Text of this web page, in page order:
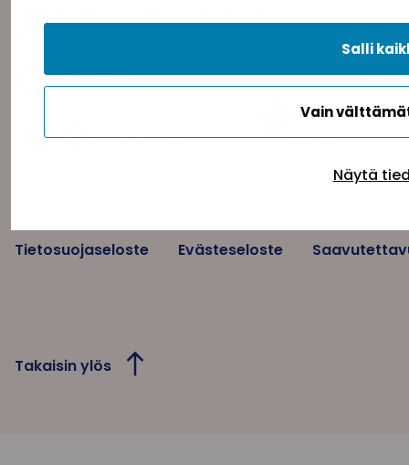
Vain
Salli
Näytä
toimisto@sininauha.fi
Tietosuojaseloste Evästeseloste
Takaisin ylös